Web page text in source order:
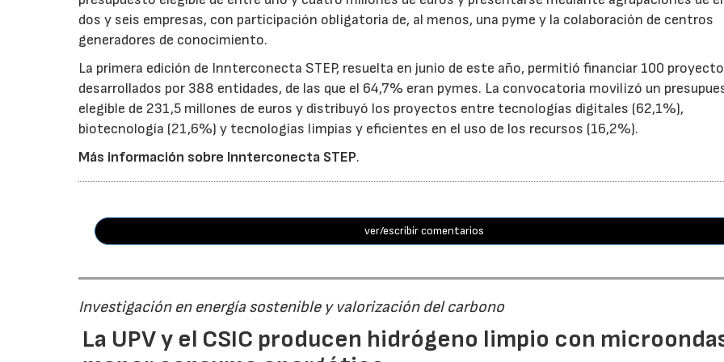
dos y seis empresas, con participación obligatoria de, al menos, una pyme y la colaboración de centros
generadores de conocimiento.
La primera edición de Innterconecta STEP, resuelta en junio de este año, permitió financiar 100
desarrollados por 388 entidades, de las que el 64,7% eran pymes. La convocatoria movilizó un
elegible de 231,5 millones de euros y distribuyó los proyectos entre tecnologías digitales (62,1%),
biotecnología (21,6%) y tecnologías limpias y eficientes en el uso de los recursos (16,2%).
Más información sobre Innterconecta STEP.
ver/escribir comentarios
Investigación en energía sostenible y valorización del carbono
La UPV y el CSIC producen hidrógeno limpio con